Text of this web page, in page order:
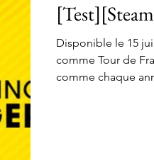
Disponible le 15
comme Tour de
comme chaque